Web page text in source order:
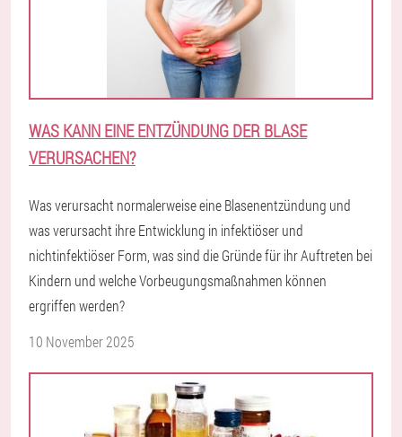
WAS KANN EINE ENTZÜNDUNG DER BLASE
VERURSACHEN?
Was verursacht normalerweise eine Blasenentzündung und
was verursacht ihre Entwicklung in infektiöser und
nichtinfektiöser Form, was sind die Gründe für ihr Auftreten bei
Kindern und welche Vorbeugungsmaßnahmen können
ergriffen werden?
10 November 2025